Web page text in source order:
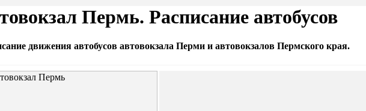
Пермь. Расписание автобусов
движения автобусов автовокзала Перми и автовокзалов Пермского края.